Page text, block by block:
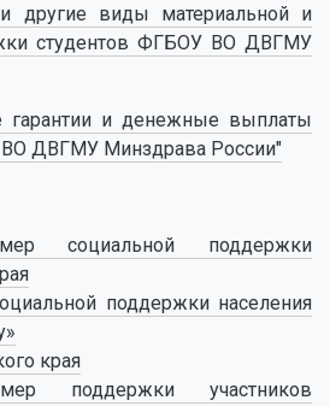
другие виды материальной и
студентов ФГБОУ ВО ДВГМУ
гарантии и денежные выплаты
ДВГМУ Минздрава России"
социальной поддержки
поддержки населения
края
поддержки участников